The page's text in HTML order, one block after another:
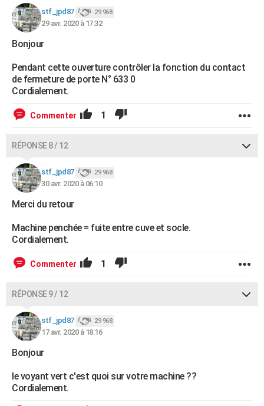
stf_jpd87 29 968
29 avr. 2020 à 17:32
Bonjour
Pendant cette ouverture contrôler la fonction du contact
de fermeture de porte N° 633 0
Cordialement.
Commenter 1
RÉPONSE 8 / 12
stf_jpd87 29 968
30 avr. 2020 à 06:10
Merci du retour
Machine penchée = fuite entre cuve et socle.
Cordialement.
Commenter 1
RÉPONSE 9 / 12
stf_jpd87 29 968
17 avr. 2020 à 18:16
Bonjour
le voyant vert c'est quoi sur votre machine ??
Cordialement.